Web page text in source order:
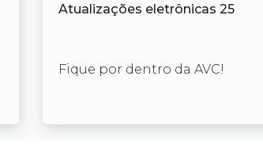
Atualizações eletrônicas 25
Fique por dentro da AVC!